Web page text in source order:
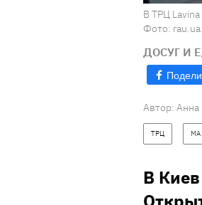
В ТРЦ
Фото: rau.ua
ДОСУГ И
Автор: Анна
ТРЦ
В